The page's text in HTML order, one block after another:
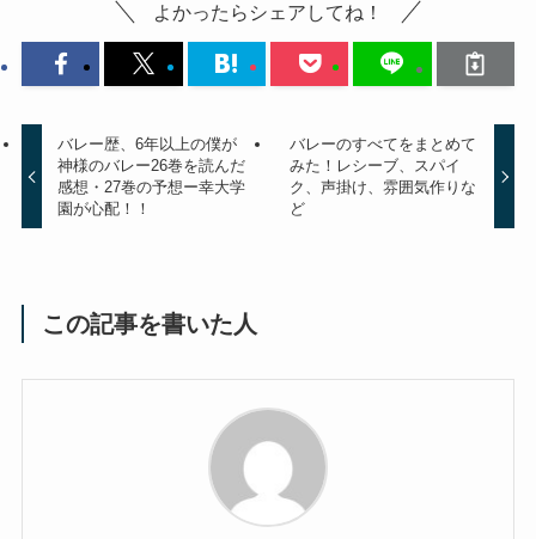
よかったらシェアしてね！
バレー歴、6年以上の僕が
神様のバレー26巻を読んだ
感想・27巻の予想ー幸大学
園が心配！！
バレーのすべてをまとめて
みた！レシーブ、スパイ
ク、声掛け、雰囲気作りな
ど
この記事を書いた人